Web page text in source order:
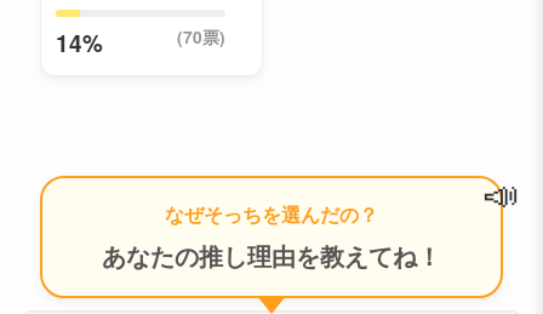
14% (70票)
なぜそっちを選んだの？
あなたの推し理由を教えてね！
📣